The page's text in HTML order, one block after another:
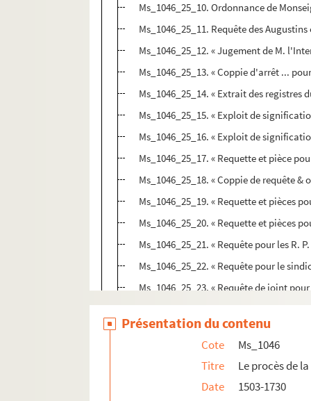
Ms_1046_25_10. Ordonnance de
Ms_1046_25_11. Requête des
Ms_1046_25_12. « Jugement de M.
Ms_1046_25_13. « Coppie d'arrêt ...
Ms_1046_25_14. « Extrait des registres
Ms_1046_25_15. « Exploit de
Ms_1046_25_16. « Exploit de
Ms_1046_25_17. « Requette et pièce
Ms_1046_25_18. « Coppie de requête
Ms_1046_25_19. « Requette et pièces
Ms_1046_25_20. « Requette et pièces
Ms_1046_25_21. « Requête pour les R.
Ms_1046_25_22. « Requête pour le
Ms_1046_25_23. « Requête de joint
Ms_1046_25_24. Copie des écritures
Ms_1046_25_25. « Ecritures pour les
Ms_1046_25_26. « Jugement pour les
Ms_1046_25_27. « Banimant pour les
Ms_1046_25_28. « Coppie de
Présentation du contenu
Cote
Ms_1046
Titre
Le procès de
Date
1503-1730